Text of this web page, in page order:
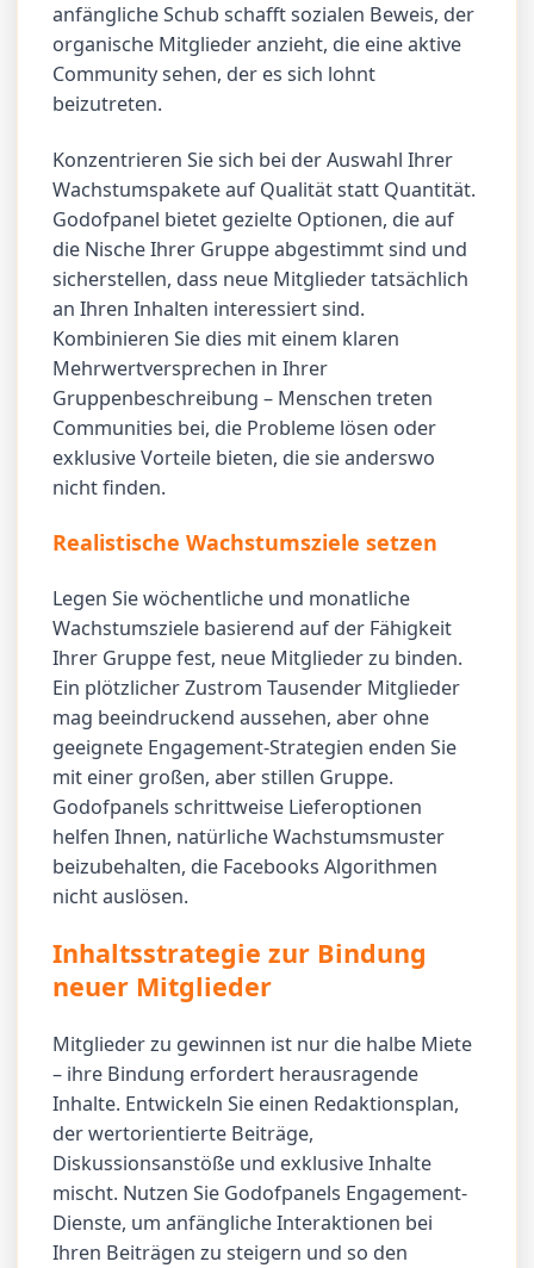
anfängliche Schub schafft sozialen Beweis, der
organische Mitglieder anzieht, die eine aktive
Community sehen, der es sich lohnt
beizutreten.
Konzentrieren Sie sich bei der Auswahl Ihrer
Wachstumspakete auf Qualität statt Quantität.
Godofpanel bietet gezielte Optionen, die auf
die Nische Ihrer Gruppe abgestimmt sind und
sicherstellen, dass neue Mitglieder tatsächlich
an Ihren Inhalten interessiert sind.
Kombinieren Sie dies mit einem klaren
Mehrwertversprechen in Ihrer
Gruppenbeschreibung – Menschen treten
Communities bei, die Probleme lösen oder
exklusive Vorteile bieten, die sie anderswo
nicht finden.
Realistische Wachstumsziele setzen
Legen Sie wöchentliche und monatliche
Wachstumsziele basierend auf der Fähigkeit
Ihrer Gruppe fest, neue Mitglieder zu binden.
Ein plötzlicher Zustrom Tausender Mitglieder
mag beeindruckend aussehen, aber ohne
geeignete Engagement-Strategien enden Sie
mit einer großen, aber stillen Gruppe.
Godofpanels schrittweise Lieferoptionen
helfen Ihnen, natürliche Wachstumsmuster
beizubehalten, die Facebooks Algorithmen
nicht auslösen.
Inhaltsstrategie zur Bindung
neuer Mitglieder
Mitglieder zu gewinnen ist nur die halbe Miete
– ihre Bindung erfordert herausragende
Inhalte. Entwickeln Sie einen Redaktionsplan,
der wertorientierte Beiträge,
Diskussionsanstöße und exklusive Inhalte
mischt. Nutzen Sie Godofpanels Engagement-
Dienste, um anfängliche Interaktionen bei
Ihren Beiträgen zu steigern und so den